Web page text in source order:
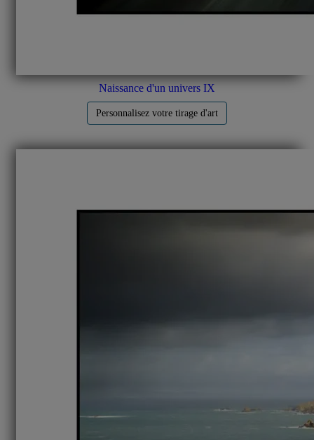
Naissance d'un univers IX
Personnalisez votre tirage d'art